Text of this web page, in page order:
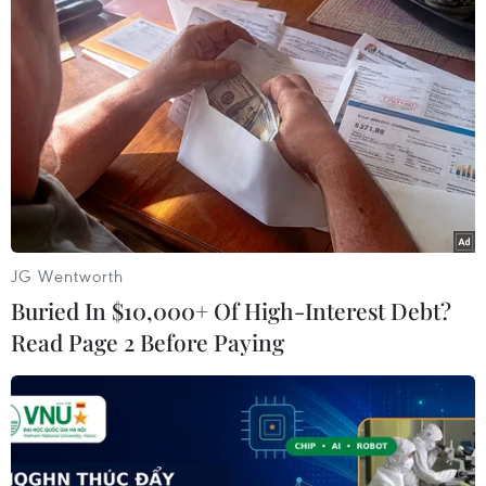
(TTXVN/Vietnam+)
#Trung Đông #Yemen
#Houthi
#Ngoại trưởng Nga Sergei Lavrov
#Hossein Amirabdollahian
#Iran
#tấn công Houthi
Anh
Iran Mỹ Nga Yemen
Theo dõi VietnamPlus
CĂNG THẲNG TẠI BIỂN ĐỎ
JG Wentworth
Buried In $10,000+ Of High-Interest Debt?
Read Page 2 Before Paying